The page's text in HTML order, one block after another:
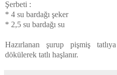
Şerbeti :
* 4 su bardağı şeker
* 2,5 su bardağı su
Hazırlanan şurup pişmiş
dökülerek tatlı haşlanır.